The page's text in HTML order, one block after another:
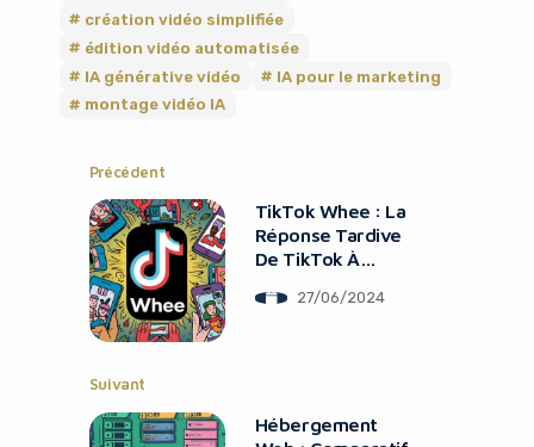
création vidéo simplifiée
édition vidéo automatisée
IA générative vidéo
IA pour le marketing
montage vidéo IA
Précédent
TikTok Whee : La
Réponse Tardive
De TikTok À
27/06/2024
Suivant
Hébergement
It looks like you're
using an ad-blocker!